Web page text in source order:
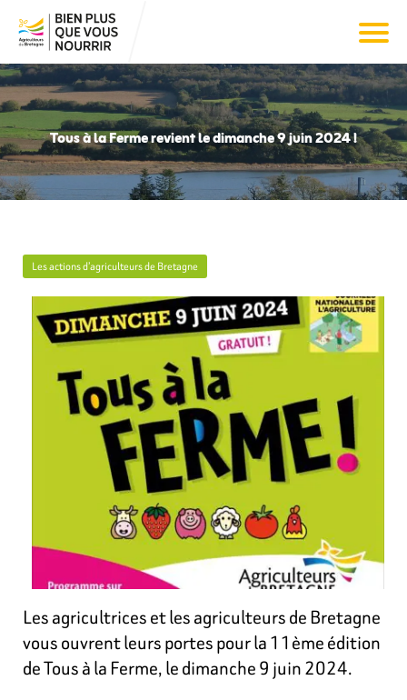
Tous à la Ferme revient le dimanche 9 juin 2024 !
Les actions d’agriculteurs de Bretagne
Les agricultrices et les agriculteurs de Bretagne
vous ouvrent leurs portes pour la 11ème édition
de Tous à la Ferme, le dimanche 9 juin 2024.